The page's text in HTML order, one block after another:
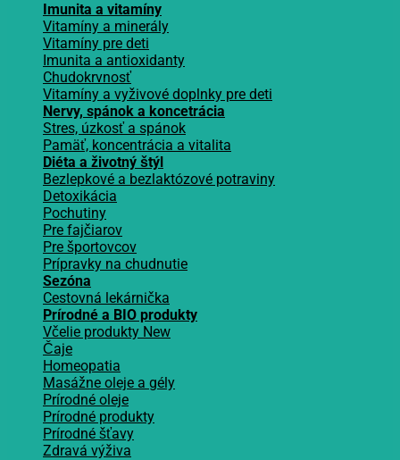
Imunita a vitamíny
Vitamíny a minerály
Vitamíny pre deti
Imunita a antioxidanty
Chudokrvnosť
Vitamíny a vyživové doplnky pre deti
Nervy, spánok a koncetrácia
Stres, úzkosť a spánok
Pamäť, koncentrácia a vitalita
Diéta a životný štýl
Bezlepkové a bezlaktózové potraviny
Detoxikácia
Pochutiny
Pre fajčiarov
Pre športovcov
Prípravky na chudnutie
Sezóna
Cestovná lekárnička
Prírodné a BIO produkty
Včelie produkty
Čaje
Homeopatia
Masážne oleje a gély
Prírodné oleje
Prírodné produkty
Prírodné šťavy
Zdravá výživa